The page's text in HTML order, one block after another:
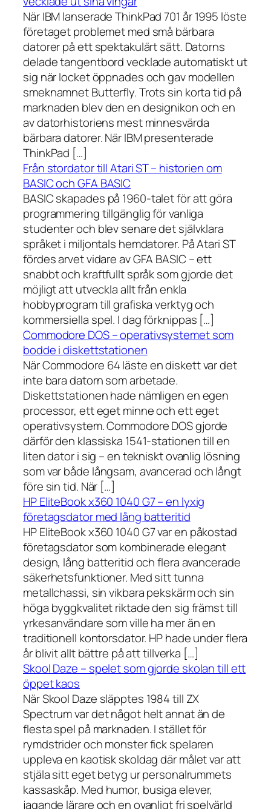
När IBM lanserade ThinkPad 701 år 1995 löste
företaget problemet med små bärbara
datorer på ett spektakulärt sätt. Datorns
delade tangentbord vecklade automatiskt ut
sig när locket öppnades och gav modellen
smeknamnet Butterfly. Trots sin korta tid på
marknaden blev den en designikon och en
av datorhistoriens mest minnesvärda
bärbara datorer. När IBM presenterade
ThinkPad […]
Från stordator till Atari ST – historien om
BASIC och GFA BASIC
BASIC skapades på 1960-talet för att göra
programmering tillgänglig för vanliga
studenter och blev senare det självklara
språket i miljontals hemdatorer. På Atari ST
fördes arvet vidare av GFA BASIC – ett
snabbt och kraftfullt språk som gjorde det
möjligt att utveckla allt från enkla
hobbyprogram till grafiska verktyg och
kommersiella spel. I dag förknippas […]
Commodore DOS – operativsystemet som
bodde i diskettstationen
När Commodore 64 läste en diskett var det
inte bara datorn som arbetade.
Diskettstationen hade nämligen en egen
processor, ett eget minne och ett eget
operativsystem. Commodore DOS gjorde
därför den klassiska 1541-stationen till en
liten dator i sig – en tekniskt ovanlig lösning
som var både långsam, avancerad och långt
före sin tid. När […]
HP EliteBook x360 1040 G7 – en lyxig
företagsdator med lång batteritid
HP EliteBook x360 1040 G7 var en påkostad
företagsdator som kombinerade elegant
design, lång batteritid och flera avancerade
säkerhetsfunktioner. Med sitt tunna
metallchassi, sin vikbara pekskärm och sin
höga byggkvalitet riktade den sig främst till
yrkesanvändare som ville ha mer än en
traditionell kontorsdator. HP hade under flera
år blivit allt bättre på att tillverka […]
Skool Daze – spelet som gjorde skolan till ett
öppet kaos
När Skool Daze släpptes 1984 till ZX
Spectrum var det något helt annat än de
flesta spel på marknaden. I stället för
rymdstrider och monster fick spelaren
uppleva en kaotisk skoldag där målet var att
stjäla sitt eget betyg ur personalrummets
kassaskåp. Med humor, busiga elever,
jagande lärare och en ovanligt fri spelvärld